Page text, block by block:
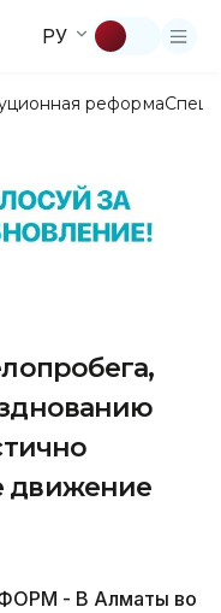
РУ
реформа
движение
- В Алматы во